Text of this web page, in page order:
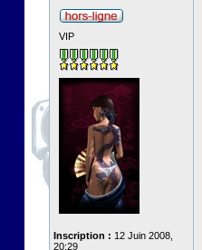
VIP
Inscription : 12 Juin 2008,
20:29